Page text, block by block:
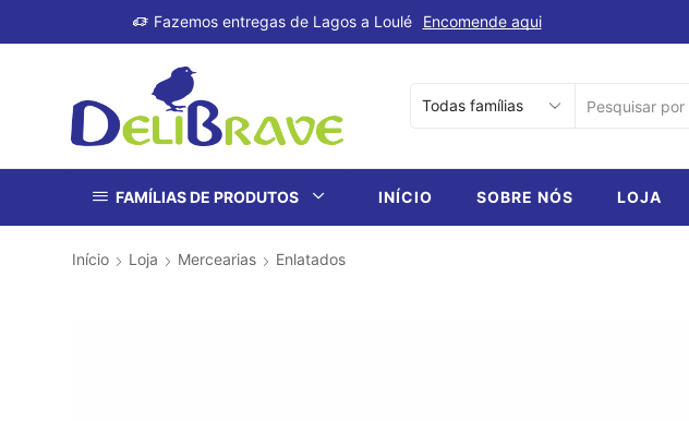
Fazemos entregas de Lagos a Loulé Encomende aqui
FAMÍLIAS DE PRODUTOS INÍCIO SOBRE NÓS LOJA
Início Loja Mercearias Enlatados